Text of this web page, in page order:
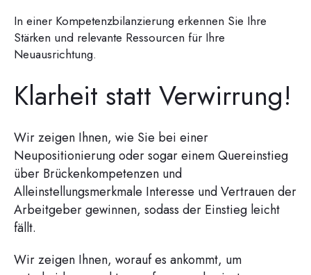
In einer Kompetenzbilanzierung erkennen Sie Ihre
Stärken und relevante Ressourcen für Ihre
Neuausrichtung.
Klarheit statt Verwirrung!
Wir zeigen Ihnen, wie Sie bei einer
Neupositionierung oder sogar einem Quereinstieg
über Brückenkompetenzen und
Alleinstellungsmerkmale Interesse und Vertrauen der
Arbeitgeber gewinnen, sodass der Einstieg leicht
fällt.
Wir zeigen Ihnen, worauf es ankommt, um